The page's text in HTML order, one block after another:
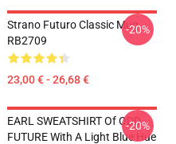
Strano Futuro Classic Mug
RB2709
23,00 € - 26,68 €
-20%
EARL SWEATSHIRT Of ODD
FUTURE With A Light Blue Hue
-20%